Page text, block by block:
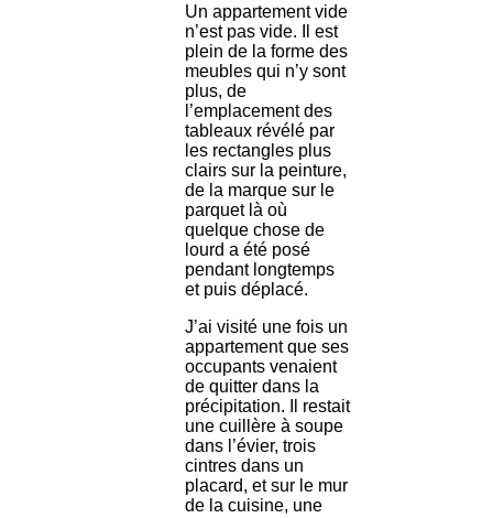
Un appartement vide
n’est pas vide. Il est
plein de la forme des
meubles qui n’y sont
plus, de
l’emplacement des
tableaux révélé par
les rectangles plus
clairs sur la peinture,
de la marque sur le
parquet là où
quelque chose de
lourd a été posé
pendant longtemps
et puis déplacé.
J’ai visité une fois un
appartement que ses
occupants venaient
de quitter dans la
précipitation. Il restait
une cuillère à soupe
dans l’évier, trois
cintres dans un
placard, et sur le mur
de la cuisine, une